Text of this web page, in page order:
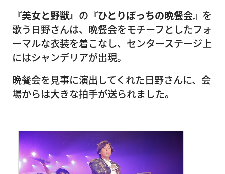
『美女と野獣』 の 『ひとりぼっちの晩餐会』 を
歌う日野さんは、晩餐会をモチーフとしたフォ
ーマルな衣装を着こなし、センターステージ上
にはシャンデリアが出現。
晩餐会を見事に演出してくれた日野さんに、会
場からは大きな拍手が送られました。